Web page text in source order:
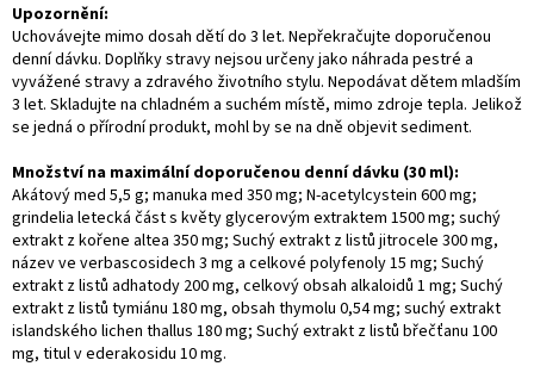
Upozornění:
Uchovávejte mimo dosah dětí do 3 let. Nepřekračujte doporučenou
denní dávku. Doplňky stravy nejsou určeny jako náhrada pestré a
vyvážené stravy a zdravého životního stylu. Nepodávat dětem mladším
3 let. Skladujte na chladném a suchém místě, mimo zdroje tepla. Jelikož
se jedná o přírodní produkt, mohl by se na dně objevit sediment.
Množství na maximální doporučenou denní dávku (30 ml):
Akátový med 5,5 g; manuka med 350 mg; N-acetylcystein 600 mg;
grindelia letecká část s květy glycerovým extraktem 1500 mg; suchý
extrakt z kořene altea 350 mg; Suchý extrakt z listů jitrocele 300 mg,
název ve verbascosidech 3 mg a celkové polyfenoly 15 mg; Suchý
extrakt z listů adhatody 200 mg, celkový obsah alkaloidů 1 mg; Suchý
extrakt z listů tymiánu 180 mg, obsah thymolu 0,54 mg; suchý extrakt
islandského lichen thallus 180 mg; Suchý extrakt z listů břečťanu 100
mg, titul v ederakosidu 10 mg.